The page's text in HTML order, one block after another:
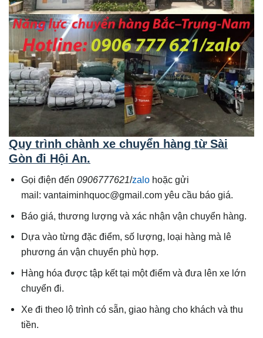
Quy trình chành xe chuyển hàng từ Sài
Gòn đi Hội An.
Gọi điện đến0906777621/zalo hoặc gửi
mail: vantaiminhquoc@gmail.com yêu cầu báo giá.
Báo giá, thương lượng và xác nhận vận chuyển hàng.
Dựa vào từng đặc điểm, số lượng, loại hàng mà lê
phương án vận chuyển phù hợp.
Hàng hóa được tập kết tại một điểm và đưa lên xe lớn
chuyển đi.
Xe đi theo lộ trình có sẵn, giao hàng cho khách và thu
tiền.